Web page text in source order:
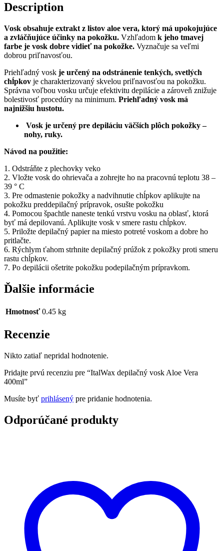
Description
Vosk obsahuje extrakt z listov aloe vera, ktorý má upokojujúce
a zvláčňujúce účinky na pokožku. Vzhľadom k jeho tmavej
farbe je vosk dobre vidieť na pokožke. Vyznačuje sa veľmi
dobrou priľnavosťou.
Priehľadný vosk je určený na odstránenie tenkých, svetlých
chĺpkov je charakterizovaný skvelou priľnavosťou na pokožku.
Správna voľbou vosku určuje efektivitu depilácie a zároveň znižuje
bolestivosť procedúry na minimum. Priehľadný vosk má
najnižšiu hustotu.
Vosk je určený pre depiláciu väčších plôch pokožky –
nohy, ruky.
Návod na použitie:
1. Odstráňte z plechovky veko
2. Vložte vosk do ohrievača a zohrejte ho na pracovnú teplotu 38 –
39 ° C
3. Pre odmastenie pokožky a nadvihnutie chĺpkov aplikujte na
pokožku preddepilačný prípravok, osušte pokožku
4. Pomocou špachtle naneste tenkú vrstvu vosku na oblasť, ktorá
byť má depilovanú. Aplikujte vosk v smere rastu chĺpkov.
5. Priložte depilačný papier na miesto potreté voskom a dobre ho
pritlačte.
6. Rýchlym ťahom strhnite depilačný prúžok z pokožky proti smeru
rastu chĺpkov.
7. Po depilácii ošetrite pokožku podepilačným prípravkom.
Ďalšie informácie
Hmotnosť 0.45 kg
Recenzie
Nikto zatiaľ nepridal hodnotenie.
Pridajte prvú recenziu pre “ItalWax depilačný vosk Aloe Vera
400ml”
Musíte byť prihlásený pre pridanie hodnotenia.
Odporúčané produkty